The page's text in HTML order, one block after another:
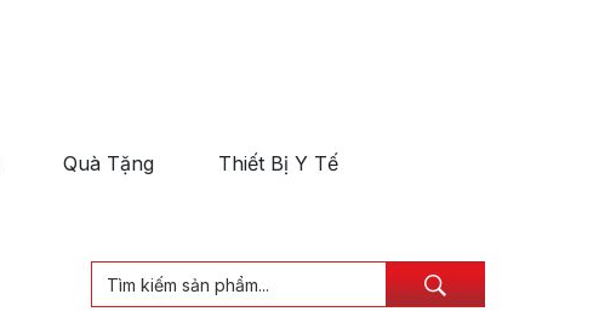
Quà Tặng
Thiết Bị Y Tế